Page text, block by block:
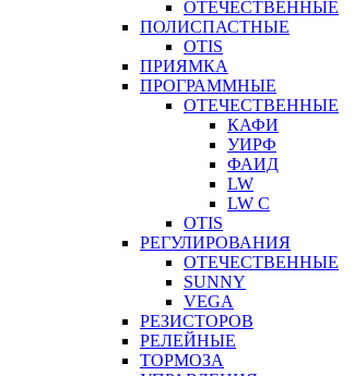
ОТЕЧЕСТВЕННЫЕ
ПОЛИСПАСТНЫЕ
OTIS
ПРИЯМКА
ПРОГРАММНЫЕ
ОТЕЧЕСТВЕННЫЕ
КАФИ
УИРФ
ФАИД
LW
LW C
OTIS
РЕГУЛИРОВАНИЯ
ОТЕЧЕСТВЕННЫЕ
SUNNY
VEGA
РЕЗИСТОРОВ
РЕЛЕЙНЫЕ
ТОРМОЗА